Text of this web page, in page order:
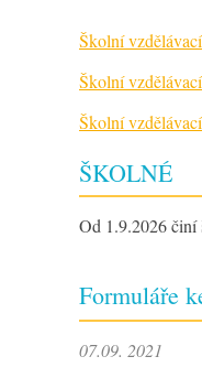
Školní
Školní
Školní
ŠKOLNÉ
Od 1.9.2026 činí
Formuláře
07.09. 2021